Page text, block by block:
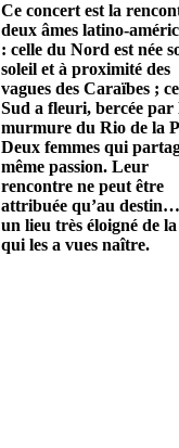
Ce concert est la
deux âmes latino-
: celle du Nord est née
soleil et à proximité des
vagues des Caraïbes ;
Sud a fleuri, bercée par
murmure du Rio de la
Deux femmes qui
même passion. Leur
rencontre ne peut être
attribuée qu’au
un lieu très éloigné de
qui les a vues naître.